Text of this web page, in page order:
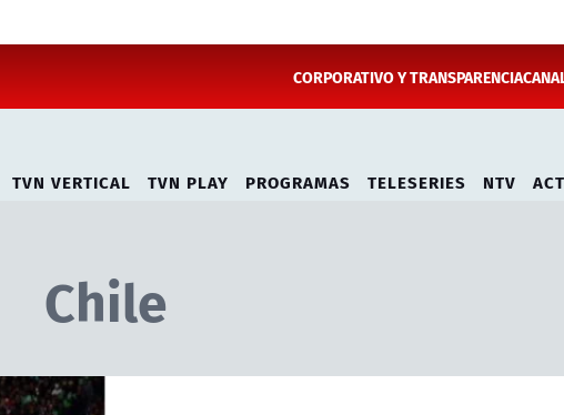
CORPORATIVO Y TRANSPARENCIA
TVN VERTICAL TVN PLAY PROGRAMAS TELESERIES NTV
Chile